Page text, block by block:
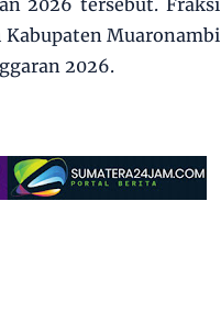
Kabupaten Muaronambi
2026.